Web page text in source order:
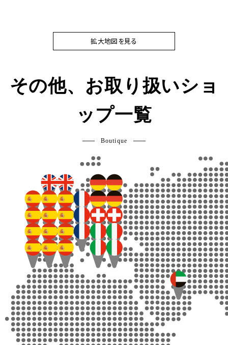
拡大地図を見る
その他、お取り扱いショ
ップ一覧
Boutique